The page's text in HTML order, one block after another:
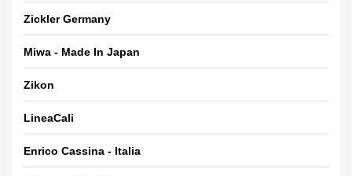
Zickler Germany
Miwa - Made In Japan
Zikon
LineaCali
Enrico Cassina - Italia